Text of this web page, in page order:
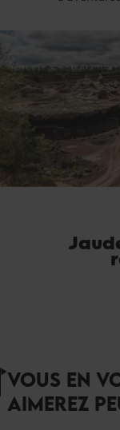
VOUS EN
AIMEREZ